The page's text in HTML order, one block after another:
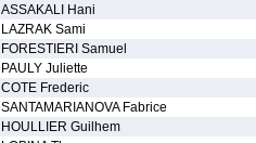
ASSAKALI Hani
LAZRAK Sami
FORESTIERI Samuel
PAULY Juliette
COTE Frederic
SANTAMARIANOVA Fabrice
HOULLIER Guilhem